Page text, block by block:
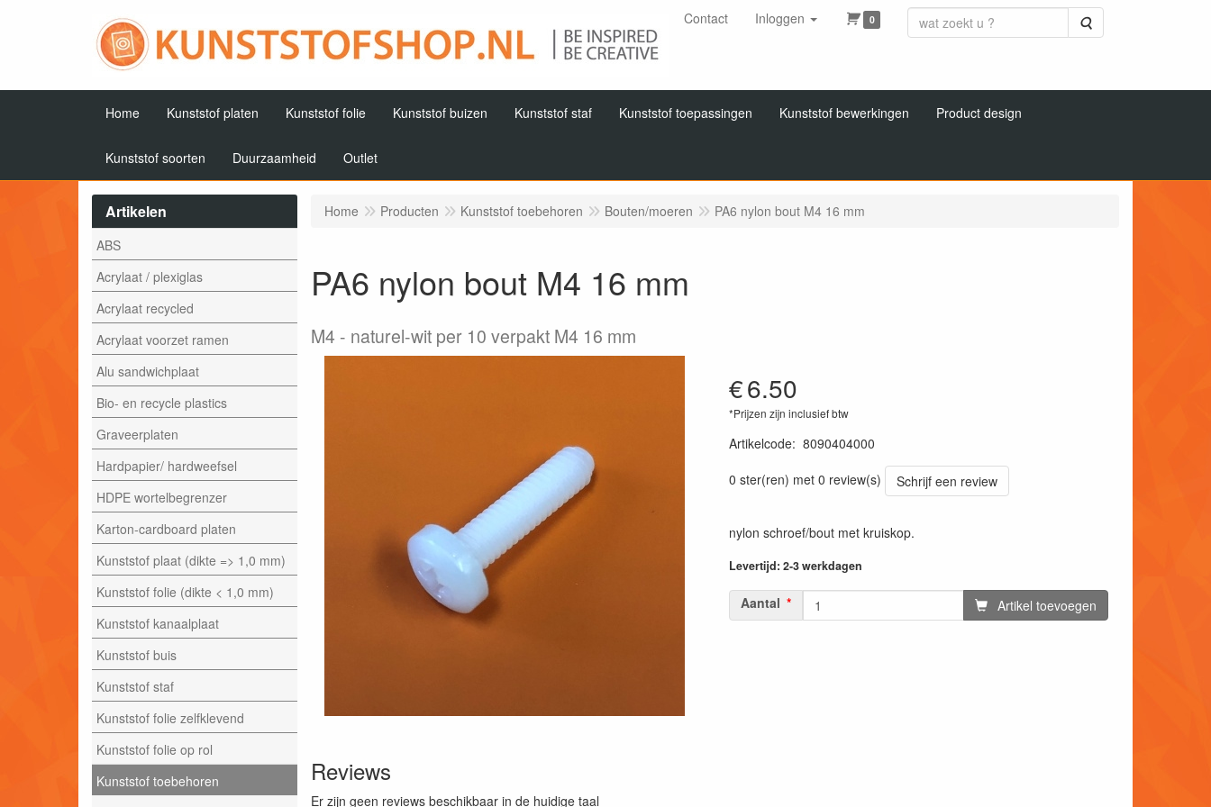
Contact Inloggen 0 Zoeken
Home Kunststof platen Kunststof folie Kunststof buizen Kunststof staf Kunststof toepassingen Kunststof bewerkingen Product design
Kunststof soorten Duurzaamheid Outlet
Artikelen
ABS
Acrylaat / plexiglas
Acrylaat recycled
Acrylaat voorzet ramen
Alu sandwichplaat
Bio- en recycle plastics
Graveerplaten
Hardpapier/ hardweefsel
HDPE wortelbegrenzer
Karton-cardboard platen
Kunststof plaat (dikte => 1,0 mm)
Kunststof folie (dikte < 1,0 mm)
Kunststof kanaalplaat
Kunststof buis
Kunststof staf
Kunststof folie zelfklevend
Kunststof folie op rol
Kunststof toebehoren
Home Producten Kunststof toebehoren Bouten/moeren PA6 nylon bout M4 16 mm
PA6 nylon bout M4 16 mm
M4 naturel-wit per 10 verpakt M4 16 mm
€6.50
*Prijzen zijn inclusief btw
Artikelcode: 8090404000
0 ster(ren) met 0 review(s)
Schrijf een review
nylon schroef/bout met kruiskop.
Levertijd: 2-3 werkdagen
Aantal Artikel toevoegen
Reviews
Er zijn geen reviews beschikbaar in de huidige taal